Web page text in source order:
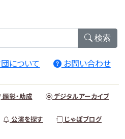
検索
について お問い合わせ
顕彰・助成 デジタルアーカイブ
公演を探す じゃぽブログ